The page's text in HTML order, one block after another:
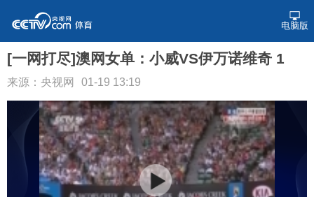
电脑版
[一网打尽]澳网女单：小威VS伊万诺维奇 1
来源：央视网 01-19 13:19